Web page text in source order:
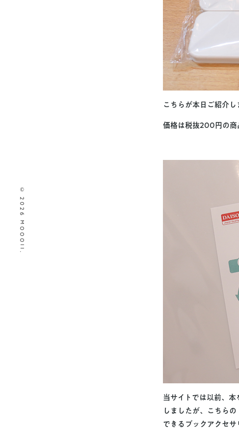
こちらが本日ご紹介
価格は税抜200円の商
当サイトでは以前、
しましたが、こちら
できるブックアクセサ
© 2026 MOOOII.